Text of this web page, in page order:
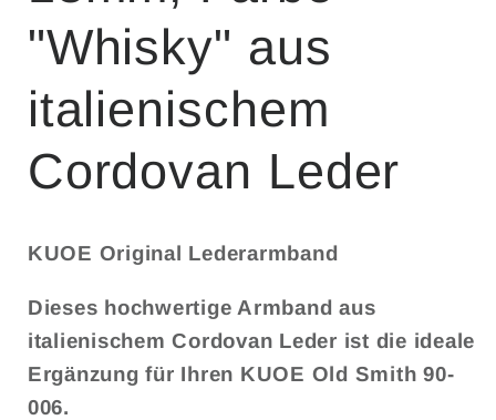
"Whisky" aus
italienischem
Cordovan Leder
KUOE Original Lederarmband
Dieses hochwertige Armband aus
italienischem Cordovan Leder ist die ideale
Ergänzung für Ihren KUOE Old Smith 90-
006.